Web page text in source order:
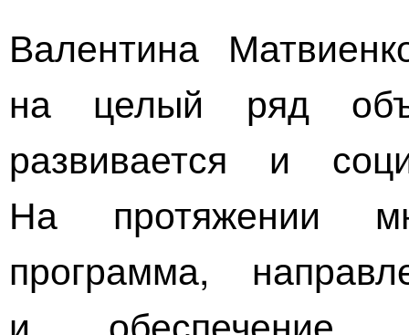
Валентина
на целый ряд
развивается и
На протяжении
программа,